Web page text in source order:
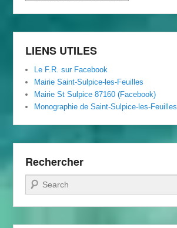
Rural
LIENS UTILES
Le F.R. sur Facebook
Mairie Saint-Sulpice-les-Feuilles
Mairie St Sulpice 87160 (Facebook)
Monographie de Saint-Sulpice-les-Feuilles
Rechercher
Recherche